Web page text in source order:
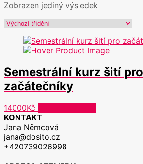
Zobrazen jediný výsledek
Semestrální kurz šití pro
začátečníky
14000Kč
KONTAKT
Jana Němcová
jana@dosito.cz
+420739026998